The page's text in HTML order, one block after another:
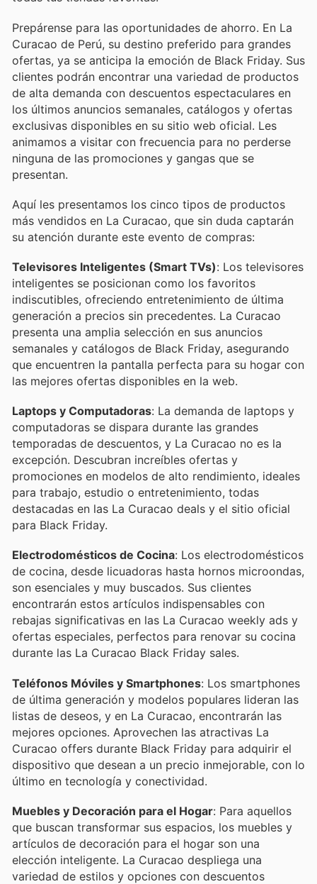
Prepárense para las oportunidades de ahorro. En La
Curacao de Perú, su destino preferido para grandes
ofertas, ya se anticipa la emoción de Black Friday. Sus
clientes podrán encontrar una variedad de productos
de alta demanda con descuentos espectaculares en
los últimos anuncios semanales, catálogos y ofertas
exclusivas disponibles en su sitio web oficial. Les
animamos a visitar con frecuencia para no perderse
ninguna de las promociones y gangas que se
presentan.
Aquí les presentamos los cinco tipos de productos
más vendidos en La Curacao, que sin duda captarán
su atención durante este evento de compras:
Televisores Inteligentes (Smart TVs): Los televisores
inteligentes se posicionan como los favoritos
indiscutibles, ofreciendo entretenimiento de última
generación a precios sin precedentes. La Curacao
presenta una amplia selección en sus anuncios
semanales y catálogos de Black Friday, asegurando
que encuentren la pantalla perfecta para su hogar con
las mejores ofertas disponibles en la web.
Laptops y Computadoras: La demanda de laptops y
computadoras se dispara durante las grandes
temporadas de descuentos, y La Curacao no es la
excepción. Descubran increíbles ofertas y
promociones en modelos de alto rendimiento, ideales
para trabajo, estudio o entretenimiento, todas
destacadas en las La Curacao deals y el sitio oficial
para Black Friday.
Electrodomésticos de Cocina: Los electrodomésticos
de cocina, desde licuadoras hasta hornos microondas,
son esenciales y muy buscados. Sus clientes
encontrarán estos artículos indispensables con
rebajas significativas en las La Curacao weekly ads y
ofertas especiales, perfectos para renovar su cocina
durante las La Curacao Black Friday sales.
Teléfonos Móviles y Smartphones: Los smartphones
de última generación y modelos populares lideran las
listas de deseos, y en La Curacao, encontrarán las
mejores opciones. Aprovechen las atractivas La
Curacao offers durante Black Friday para adquirir el
dispositivo que desean a un precio inmejorable, con lo
último en tecnología y conectividad.
Muebles y Decoración para el Hogar: Para aquellos
que buscan transformar sus espacios, los muebles y
artículos de decoración para el hogar son una
elección inteligente. La Curacao despliega una
variedad de estilos y opciones con descuentos